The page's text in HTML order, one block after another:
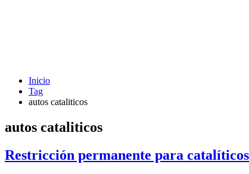
Inicio
Tag
autos cataliticos
autos cataliticos
Restricción permanente para